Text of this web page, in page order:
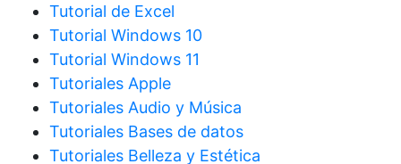
Tutorial de Excel
Tutorial Windows 10
Tutorial Windows 11
Tutoriales Apple
Tutoriales Audio y Música
Tutoriales Bases de datos
Tutoriales Belleza y Estética